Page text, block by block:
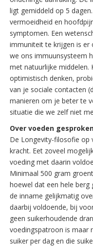
ligt gemiddeld op 5
vermoeidheid en
symptomen. Een
immuniteit te krijgen is er
we ons immuunsysteem
met natuurlijke middelen.
optimistisch denken,
van je sociale contacten
manieren om je beter te
situatie die we zelf niet
Over voeden
De Longevity-filosofie op
kracht. Eet zoveel
voeding met daarin
Minimaal 500 gram
hoewel dat een hele
de inname gelijkmatig
daarbij voldoende, bij
geen suikerhoudende
voedingspatroon is maar
suiker per dag en die